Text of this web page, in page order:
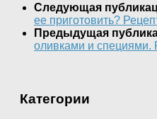
Следующая
ее приготовить?
Предыдущая
оливками и специями.
Категории